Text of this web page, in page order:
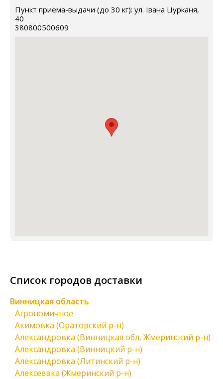
Пункт приема-выдачи (до 30 кг): ул. Івана Цурканя,
40
380800500609
Список городов доставки
Винницкая область
Агрономичное
Акимовка (Оратовский р-н)
Александровка (Винницкая обл, Жмеринский р-н)
Александровка (Винницкий р-н)
Александровка (Литинский р-н)
Алексеевка (Жмеринский р-н)